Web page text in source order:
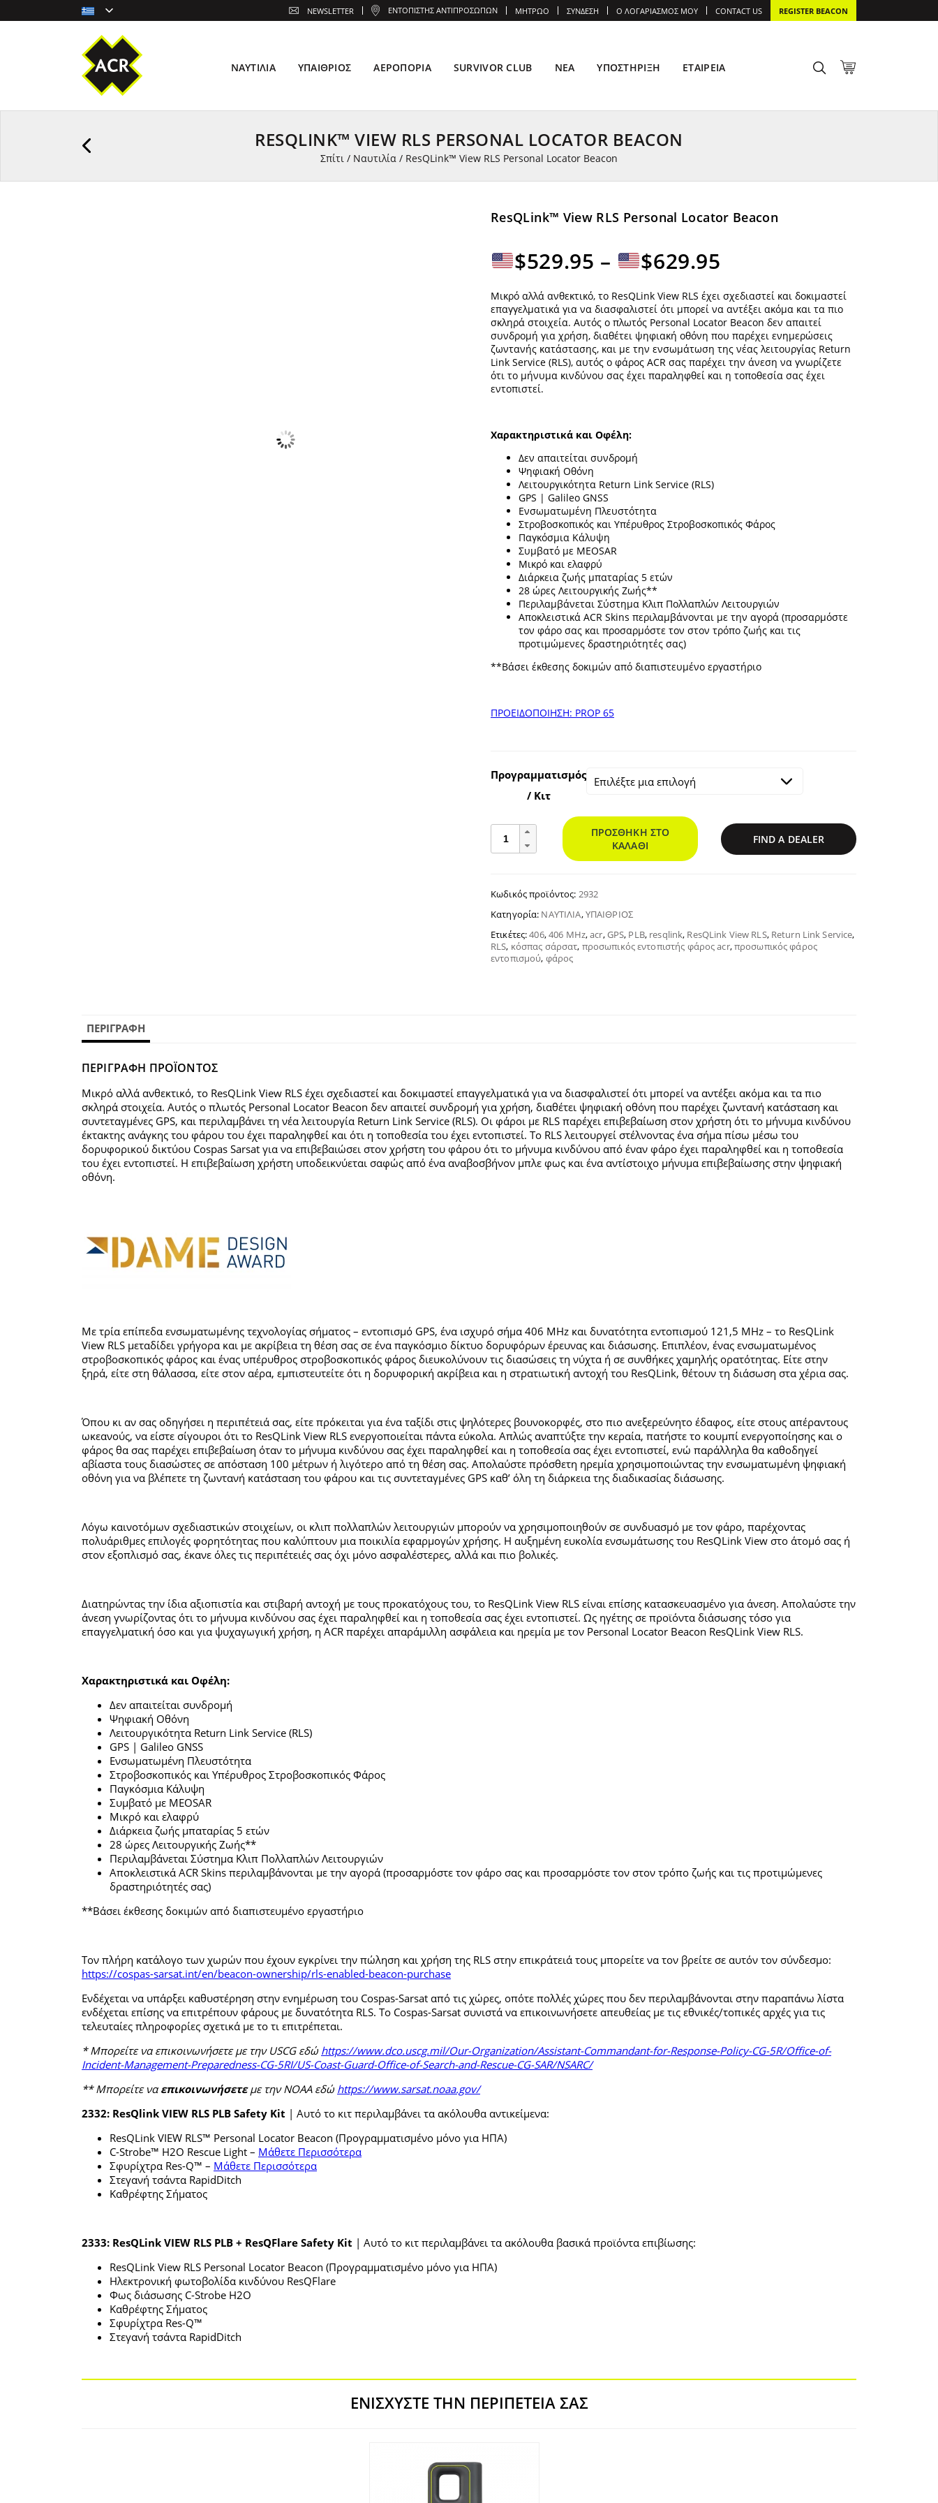
RESQLINK™ VIEW RLS PERSONAL LOCATOR BEACON
Σπίτι / Ναυτιλία / ResQLink™ View RLS Personal Locator Beacon
ResQLink™ View RLS Personal Locator Beacon
$529.95 – $629.95
τιμών:
$529.95
έως
Μικρό αλλά ανθεκτικό, το ResQLink View RLS έχει σχεδιαστεί και δοκιμαστεί
επαγγελματικά για να διασφαλιστεί ότι μπορεί να αντέξει ακόμα και τα πιο
σκληρά στοιχεία. Αυτός ο πλωτός Personal Locator Beacon δεν απαιτεί
συνδρομή για χρήση, διαθέτει ψηφιακή οθόνη που παρέχει ενημερώσεις
ζωντανής κατάστασης, και με την ενσωμάτωση της νέας λειτουργίας Return
Link Service (RLS), αυτός ο φάρος ACR σας παρέχει την άνεση να γνωρίζετε
ότι το μήνυμα κινδύνου σας έχει παραληφθεί και η τοποθεσία σας έχει
εντοπιστεί.
Χαρακτηριστικά και Οφέλη:
Δεν απαιτείται συνδρομή
Ψηφιακή Οθόνη
Λειτουργικότητα Return Link Service (RLS)
GPS | Galileo GNSS
Ενσωματωμένη Πλευστότητα
Στροβοσκοπικός και Υπέρυθρος Στροβοσκοπικός Φάρος
Παγκόσμια Κάλυψη
Συμβατό με MEOSAR
Μικρό και ελαφρύ
Διάρκεια ζωής μπαταρίας 5 ετών
28 ώρες Λειτουργικής Ζωής**
Περιλαμβάνεται Σύστημα Κλιπ Πολλαπλών Λειτουργιών
Αποκλειστικά ACR Skins περιλαμβάνονται με την αγορά (προσαρμόστε
τον φάρο σας και προσαρμόστε τον στον τρόπο ζωής και τις
προτιμώμενες δραστηριότητές σας)
**Βάσει έκθεσης δοκιμών από διαπιστευμένο εργαστήριο
ΠΡΟΕΙΔΟΠΟΙΗΣΗ: PROP 65
Προγραμματισμός
/ Κιτ
ResQLink™
View
Locator
Beacon
ποσότητα
ΠΡΟΣΘΉΚΗ ΣΤΟ
ΚΑΛΆΘΙ
FIND A DEALER
Κωδικός προϊόντος: 2932
Κατηγορία: ΝΑΥΤΙΛΊΑ,ΥΠΑΊΘΡΙΟΣ
Ετικέτες:406,406 MHz,acr,GPS, PLB, resqlink, ResQLink View RLS, Return Link Service,
RLS, κόσπας σάρσατ, προσωπικός εντοπιστής φάρος acr,προσωπικός φάρος
εντοπισμού, φάρος
ΠΕΡΙΓΡΑΦΉ
ΠΕΡΙΓΡΑΦΗ ΠΡΟΪΟΝΤΟΣ
Μικρό αλλά ανθεκτικό, το ResQLink View RLS έχει σχεδιαστεί και δοκιμαστεί επαγγελματικά για να διασφαλιστεί ότι μπορεί να αντέξει ακόμα και τα πιο
σκληρά στοιχεία. Αυτός ο πλωτός Personal Locator Beacon δεν απαιτεί συνδρομή για χρήση, διαθέτει ψηφιακή οθόνη που παρέχει ζωντανή κατάσταση και
συντεταγμένες GPS, και περιλαμβάνει τη νέα λειτουργία Return Link Service (RLS). Οι φάροι με RLS παρέχει επιβεβαίωση στον χρήστη ότι το μήνυμα κινδύνου
έκτακτης ανάγκης του φάρου του έχει παραληφθεί και ότι η τοποθεσία του έχει εντοπιστεί. Το RLS λειτουργεί στέλνοντας ένα σήμα πίσω μέσω του
δορυφορικού δικτύου Cospas Sarsat για να επιβεβαιώσει στον χρήστη του φάρου ότι το μήνυμα κινδύνου από έναν φάρο έχει παραληφθεί και η τοποθεσία
του έχει εντοπιστεί. Η επιβεβαίωση χρήστη υποδεικνύεται σαφώς από ένα αναβοσβήνον μπλε φως και ένα αντίστοιχο μήνυμα επιβεβαίωσης στην ψηφιακή
οθόνη.
Με τρία επίπεδα ενσωματωμένης τεχνολογίας σήματος – εντοπισμό GPS, ένα ισχυρό σήμα 406 MHz και δυνατότητα εντοπισμού 121,5 MHz – το ResQLink
View RLS μεταδίδει γρήγορα και με ακρίβεια τη θέση σας σε ένα παγκόσμιο δίκτυο δορυφόρων έρευνας και διάσωσης. Επιπλέον, ένας ενσωματωμένος
στροβοσκοπικός φάρος και ένας υπέρυθρος στροβοσκοπικός φάρος διευκολύνουν τις διασώσεις τη νύχτα ή σε συνθήκες χαμηλής ορατότητας. Είτε στην
ξηρά, είτε στη θάλασσα, είτε στον αέρα, εμπιστευτείτε ότι η δορυφορική ακρίβεια και η στρατιωτική αντοχή του ResQLink, θέτουν τη διάσωση στα χέρια σας.
Όπου κι αν σας οδηγήσει η περιπέτειά σας, είτε πρόκειται για ένα ταξίδι στις ψηλότερες βουνοκορφές, στο πιο ανεξερεύνητο έδαφος, είτε στους απέραντους
ωκεανούς, να είστε σίγουροι ότι το ResQLink View RLS ενεργοποιείται πάντα εύκολα. Απλώς αναπτύξτε την κεραία, πατήστε το κουμπί ενεργοποίησης και ο
φάρος θα σας παρέχει επιβεβαίωση όταν το μήνυμα κινδύνου σας έχει παραληφθεί και η τοποθεσία σας έχει εντοπιστεί, ενώ παράλληλα θα καθοδηγεί
αβίαστα τους διασώστες σε απόσταση 100 μέτρων ή λιγότερο από τη θέση σας. Απολαύστε πρόσθετη ηρεμία χρησιμοποιώντας την ενσωματωμένη ψηφιακή
οθόνη για να βλέπετε τη ζωντανή κατάσταση του φάρου και τις συντεταγμένες GPS καθ’ όλη τη διάρκεια της διαδικασίας διάσωσης.
Λόγω καινοτόμων σχεδιαστικών στοιχείων, οι κλιπ πολλαπλών λειτουργιών μπορούν να χρησιμοποιηθούν σε συνδυασμό με τον φάρο, παρέχοντας
πολυάριθμες επιλογές φορητότητας που καλύπτουν μια ποικιλία εφαρμογών χρήσης. Η αυξημένη ευκολία ενσωμάτωσης του ResQLink View στο άτομό σας ή
στον εξοπλισμό σας, έκανε όλες τις περιπέτειές σας όχι μόνο ασφαλέστερες, αλλά και πιο βολικές.
Διατηρώντας την ίδια αξιοπιστία και στιβαρή αντοχή με τους προκατόχους του, το ResQLink View RLS είναι επίσης κατασκευασμένο για άνεση. Απολαύστε την
άνεση γνωρίζοντας ότι το μήνυμα κινδύνου σας έχει παραληφθεί και η τοποθεσία σας έχει εντοπιστεί. Ως ηγέτης σε προϊόντα διάσωσης τόσο για
επαγγελματική όσο και για ψυχαγωγική χρήση, η ACR παρέχει απαράμιλλη ασφάλεια και ηρεμία με τον Personal Locator Beacon ResQLink View RLS.
Χαρακτηριστικά και Οφέλη:
Δεν απαιτείται συνδρομή
Ψηφιακή Οθόνη
Λειτουργικότητα Return Link Service (RLS)
GPS | Galileo GNSS
Ενσωματωμένη Πλευστότητα
Στροβοσκοπικός και Υπέρυθρος Στροβοσκοπικός Φάρος
Παγκόσμια Κάλυψη
Συμβατό με MEOSAR
Μικρό και ελαφρύ
Διάρκεια ζωής μπαταρίας 5 ετών
28 ώρες Λειτουργικής Ζωής**
Περιλαμβάνεται Σύστημα Κλιπ Πολλαπλών Λειτουργιών
Αποκλειστικά ACR Skins περιλαμβάνονται με την αγορά (προσαρμόστε τον φάρο σας και προσαρμόστε τον στον τρόπο ζωής και τις προτιμώμενες
δραστηριότητές σας)
**Βάσει έκθεσης δοκιμών από διαπιστευμένο εργαστήριο
Τον πλήρη κατάλογο των χωρών που έχουν εγκρίνει την πώληση και χρήση της RLS στην επικράτειά τους μπορείτε να τον βρείτε σε αυτόν τον σύνδεσμο:
https://cospas-sarsat.int/en/beacon-ownership/rls-enabled-beacon-purchase
Ενδέχεται να υπάρξει καθυστέρηση στην ενημέρωση του Cospas-Sarsat από τις χώρες, οπότε πολλές χώρες που δεν περιλαμβάνονται στην παραπάνω λίστα
ενδέχεται επίσης να επιτρέπουν φάρους με δυνατότητα RLS. Το Cospas-Sarsat συνιστά να επικοινωνήσετε απευθείας με τις εθνικές/τοπικές αρχές για τις
τελευταίες πληροφορίες σχετικά με το τι επιτρέπεται.
* Μπορείτε να επικοινωνήσετε με την USCG εδώ https://www.dco.uscg.mil/Our-Organization/Assistant-Commandant-for-Response-Policy-CG-5R/Office-of-
Incident-Management-Preparedness-CG-5RI/US-Coast-Guard-Office-of-Search-and-Rescue-CG-SAR/NSARC/
** Μπορείτε να επικοινωνήσετεμε την NOAA εδώ https://www.sarsat.noaa.gov/
2332: ResQlink VIEW RLS PLB Safety Kit | Αυτό το κιτ περιλαμβάνει τα ακόλουθα αντικείμενα:
ResQLink VIEW RLS™ Personal Locator Beacon (Προγραμματισμένο μόνο για ΗΠΑ)
C-Strobe™ H2O Rescue Light – Μάθετε Περισσότερα
Σφυρίχτρα Res-Q™ – Μάθετε Περισσότερα
Στεγανή τσάντα RapidDitch
Καθρέφτης Σήματος
2333: ResQLink VIEW RLS PLB + ResQFlare Safety Kit | Αυτό το κιτ περιλαμβάνει τα ακόλουθα βασικά προϊόντα επιβίωσης:
ResQLink View RLS Personal Locator Beacon (Προγραμματισμένο μόνο για ΗΠΑ)
Ηλεκτρονική φωτοβολίδα κινδύνου ResQFlare
Φως διάσωσης C-Strobe H2O
Καθρέφτης Σήματος
Σφυρίχτρα Res-Q™
Στεγανή τσάντα RapidDitch
ΕΝΙΣΧΎΣΤΕ ΤΗΝ ΠΕΡΙΠΈΤΕΙΆ ΣΑΣ
ΝΑΥΤΙΛΊΑ ΥΠΑΊΘΡΙΟΣ ΑΕΡΟΠΟΡΊΑ SURVIVOR CLUB ΝΈΑ ΥΠΟΣΤΉΡΙΞΗ ΕΤΑΙΡΕΊΑ
NEWSLETTER ΕΝΤΟΠΙΣΤΉΣ ΑΝΤΙΠΡΟΣΏΠΩΝ ΜΗΤΡΏΟ ΣΎΝΔΕΣΗ Ο ΛΟΓΑΡΙΑΣΜΌΣ ΜΟΥ CONTACT US REGISTER BEACON